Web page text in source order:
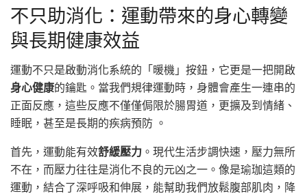
不只助消化：運動帶來的身心轉變
與長期健康效益
運動不只是啟動消化系統的「暖機」按鈕，它更是一把開啟
身心健康的鑰匙。當我們規律運動時，身體會產生一連串的
正面反應，這些反應不僅僅侷限於腸胃道，更擴及到情緒、
睡眠，甚至是長期的疾病預防 。
首先，運動能有效舒緩壓力 。現代生活步調快速，壓力無所
不在，而壓力往往是消化不良的元凶之一。像是瑜珈這類的
運動，結合了深呼吸和伸展，能幫助我們放鬆腹部肌肉，降